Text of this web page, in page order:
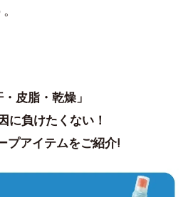
・皮脂・乾燥」
に負けたくない！
プアイテムをご紹介!